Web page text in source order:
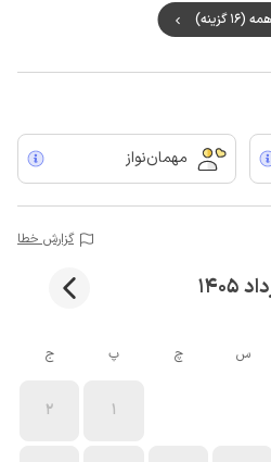
گزینه)
مهمان‌نواز
گزارش خطا
1405
س چ پ ج
1
2